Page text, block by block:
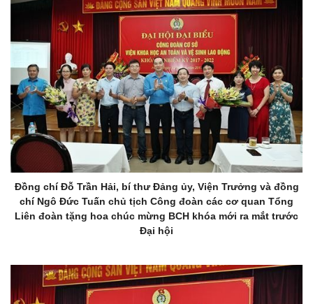
Đồng chí Đỗ Trần Hải, bí thư Đảng ủy, Viện Trưởng và đồng
chí Ngô Đức Tuấn chủ tịch Công đoàn các cơ quan Tổng
Liên đoàn tặng hoa chúc mừng BCH khóa mới ra mắt trước
Đại hội